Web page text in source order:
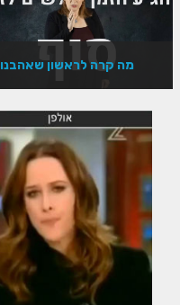
מה קרה לראשון שאהבנו